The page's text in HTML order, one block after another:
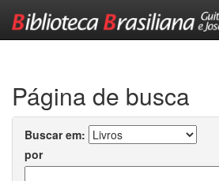
Página de busca
Buscar em:
por